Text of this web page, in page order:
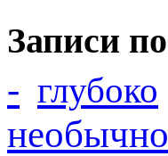
Записи
- глубоко
необычно